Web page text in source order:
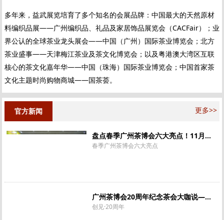
多年来，益武展览培育了多个知名的会展品牌：中国最大的天然原材
料编织品展——广州编织品、礼品及家居饰品展览会（CACFair）；业
界公认的全球茶业龙头展会——中国（广州）国际茶业博览会；北方
茶业盛事——天津梅江茶业及茶文化博览会；以及粤港澳大湾区互联
核心的茶文化嘉年华——中国（珠海）国际茶业博览会；中国首家茶
文化主题时尚购物商城——国茶荟。
官方新闻 更多>>
盘点春季广州茶博会六大亮点！11月金秋琶洲再会
春季广州茶博会六大亮点
广州茶博会20周年纪念茶会大咖说——复兴Ⅰ
创见·20周年